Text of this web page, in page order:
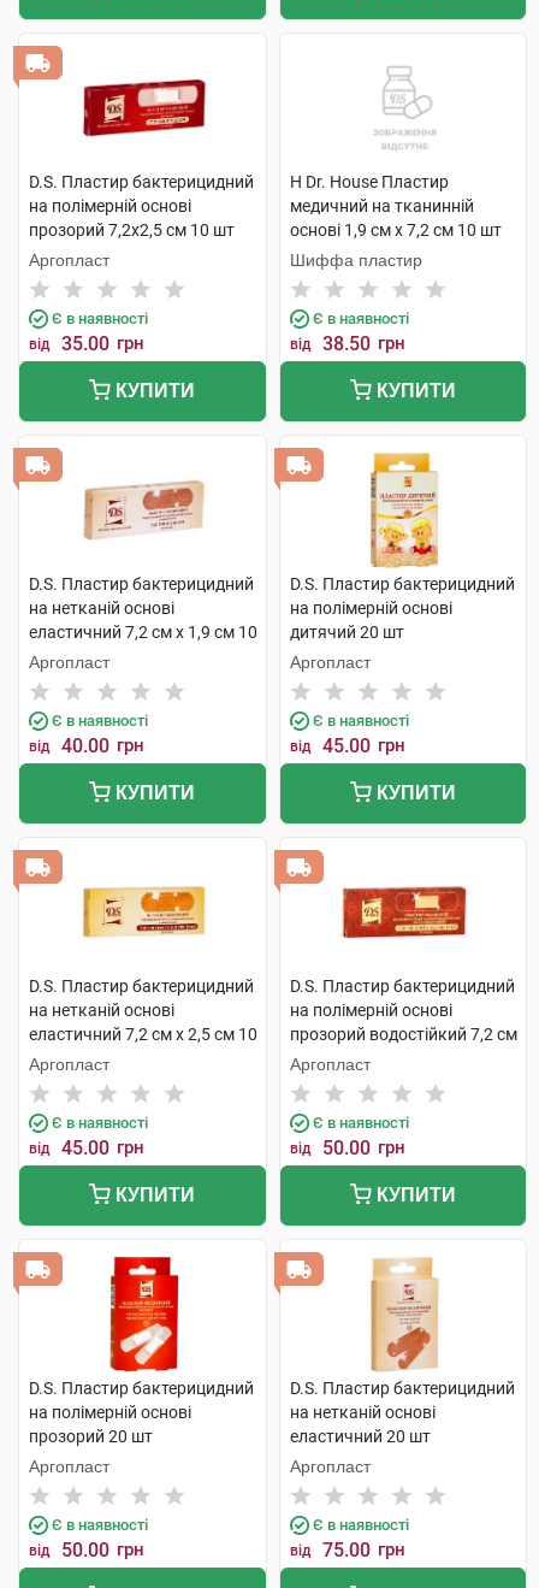
D.S. Пластир бактерицидний
на полімерній основі
прозорий 7,2х2,5 см 10 шт
Аргопласт
Є в наявності
від 35.00 грн
КУПИТИ
H Dr. House Пластир
медичний на тканинній
основі 1,9 см х 7,2 см 10 шт
Шиффа пластир
Є в наявності
від 38.50 грн
КУПИТИ
D.S. Пластир бактерицидний
на нетканій основі
еластичний 7,2 см х 1,9 см 10
шт
Аргопласт
Є в наявності
від 40.00 грн
КУПИТИ
D.S. Пластир бактерицидний
на полімерній основі
дитячий 20 шт
Аргопласт
Є в наявності
від 45.00 грн
КУПИТИ
D.S. Пластир бактерицидний
на нетканій основі
еластичний 7,2 см х 2,5 см 10
шт
Аргопласт
Є в наявності
від 45.00 грн
КУПИТИ
D.S. Пластир бактерицидний
на полімерній основі
прозорий водостійкий 7,2 см
х 2,5 см 10 шт
Аргопласт
Є в наявності
від 50.00 грн
КУПИТИ
D.S. Пластир бактерицидний
на полімерній основі
прозорий 20 шт
Аргопласт
Є в наявності
від 50.00 грн
D.S. Пластир бактерицидний
на нетканій основі
еластичний 20 шт
Аргопласт
Є в наявності
від 75.00 грн